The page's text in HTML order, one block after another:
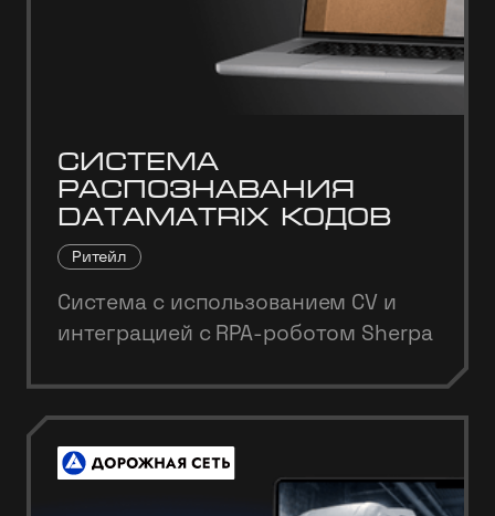
Система
распознавания
DataMatrix кодов
Ритейл
Система с использованием CV и
интеграцией с RPA-роботом Sherpa